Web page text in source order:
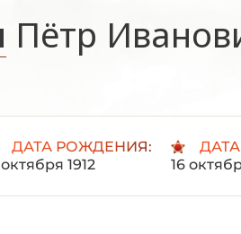
Пётр
ДАТА РОЖДЕНИЯ:
1912
16